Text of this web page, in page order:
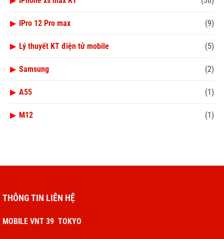
▶ IPro 12 Pro max (9)
▶ Lý thuyết KT điện tử mobile (5)
▶ Samsung (2)
▶ A55 (1)
▶ M12 (1)
THÔNG TIN LIÊN HỆ
MOBILE VNT 39 TOKYO